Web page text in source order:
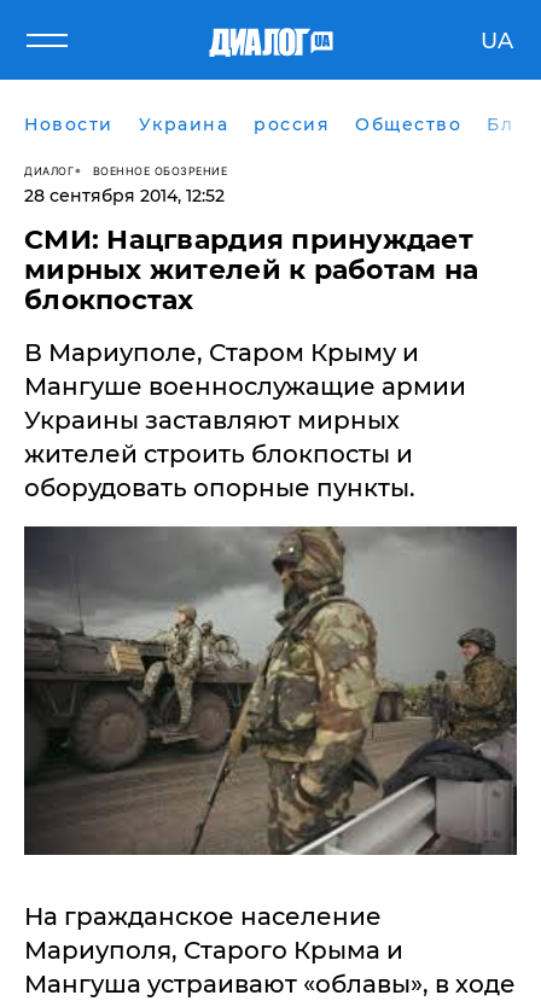
UA
Новости Украина россия Общество
ДИАЛОГ ВОЕННОЕ ОБОЗРЕНИЕ
28 сентября 2014, 12:52
СМИ: Нацгвардия принуждает
мирных жителей к работам на
блокпостах
В Мариуполе, Старом Крыму и
Мангуше военнослужащие армии
Украины заставляют мирных
жителей строить блокпосты и
оборудовать опорные пункты.
На гражданское население
Мариуполя, Старого Крыма и
Мангуша устраивают «облавы», в ходе